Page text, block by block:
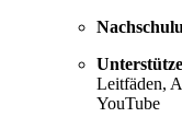
Leitfäden,
YouTube